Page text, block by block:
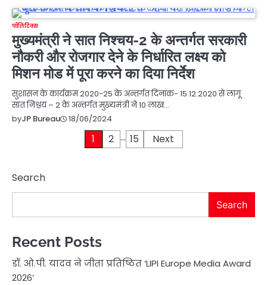
पॉलिटिक्स
मुख्यमंत्री ने सात निश्चय-2 के अन्तर्गत सरकारी
नौकरी और रोजगार देने के निर्धारित लक्ष्य को
मिशन मोड में पूरा करने का दिया निर्देश
सुशासन के कार्यक्रम 2020-25 के अन्तर्गत दिनांक- 15.12.2020 से लागू
सात निश्चय – 2 के अन्तर्गत मुख्यमंत्री ने 10 लाख…
byJP Bureau 18/06/2024
1 2 … 15 Next
Search
Search
Recent Posts
डॉ. ओ.पी. यादव ने जीता प्रतिष्ठित ‘LIPI Europe Media Award
2026’